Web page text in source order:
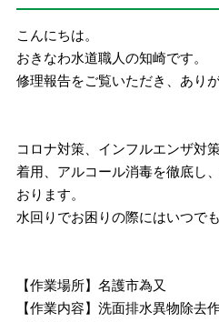
こんにちは。
おきなわ水道職人の知崎です。
修理報告をご覧いただき、あり
コロナ対策、インフルエンザ対
着用、アルコール消毒を徹底し
おります。
水回りでお困りの際にはいつで
【作業場所】名護市為又
【作業内容】洗面排水異物除去